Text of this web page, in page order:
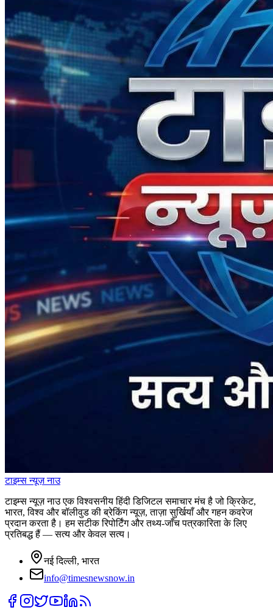
टाइम्सन्यूज़नाउ
टाइम्स न्यूज़ नाउ एक विश्वसनीय हिंदी डिजिटल समाचार मंच है जो क्रिकेट,
भारत, विश्व और बॉलीवुड की ब्रेकिंग न्यूज़, ताज़ा सुर्खियाँ और गहन कवरेज
प्रदान करता है। हम सटीक रिपोर्टिंग और तथ्य-जाँच पत्रकारिता के लिए
प्रतिबद्ध हैं — सत्य और केवल सत्य।
नई दिल्ली, भारत
info@timesnewsnow.in